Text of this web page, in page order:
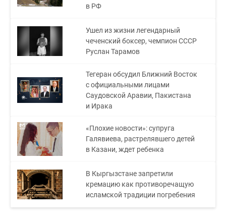
в РФ
Ушел из жизни легендарный
чеченский боксер, чемпион СССР
Руслан Тарамов
Тегеран обсудил Ближний Восток
с официальными лицами
Саудовской Аравии, Пакистана
и Ирака
«Плохие новости»: супруга
Галявиева, растрелявшего детей
в Казани, ждет ребенка
В Кыргызстане запретили
кремацию как противоречащую
исламской традиции погребения